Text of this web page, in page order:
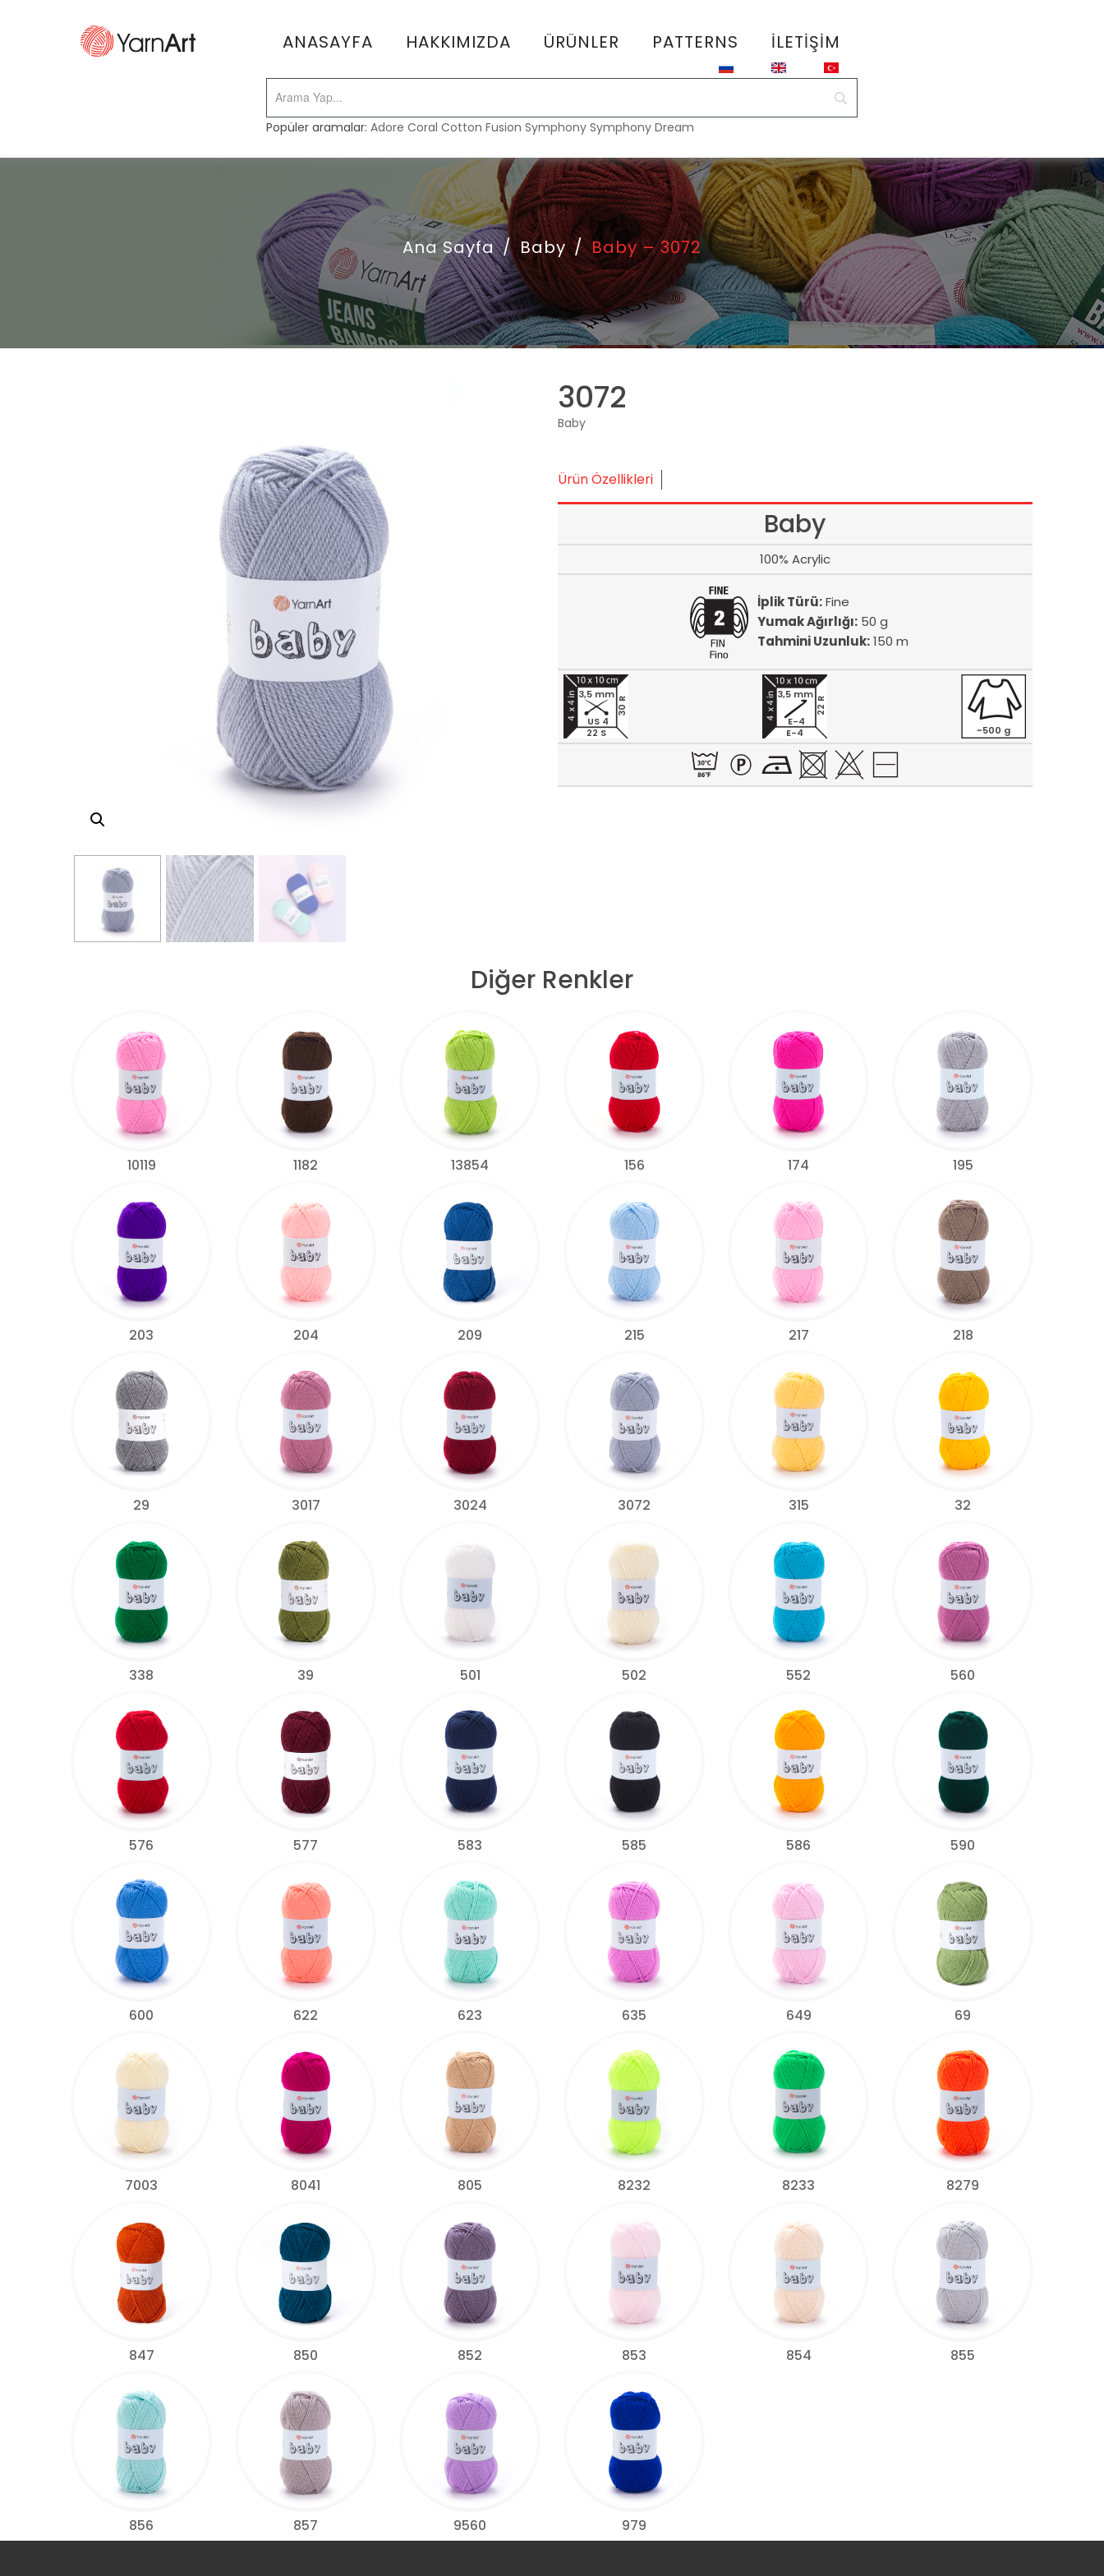
ANASAYFA HAKKIMIZDA ÜRÜNLER PATTERNS İLETIŞIM
Popüler aramalar:Adore Coral Cotton Fusion Symphony Symphony Dream
Ana Sayfa / Baby / Baby – 3072
3072
Baby
Ürün Özellikleri
Baby
100% Acrylic
İplik Türü:Fine
Yumak Ağırlığı:50 g
Tahmini Uzunluk:150 m
22 S
30 R
3,5 mm
US 4
E-4
22 R
3,5 mm
E-4
~500 g
Diğer Renkler
10119 1182 13854 156 174 195
203 204 209 215 217 218
29 3017 3024 3072 315 32
338 39 501 502 552 560
576 577 583 585 586 590
600 622 623 635 649 69
7003 8041 805 8232 8233 8279
847 850 852 853 854 855
856 857 9560 979